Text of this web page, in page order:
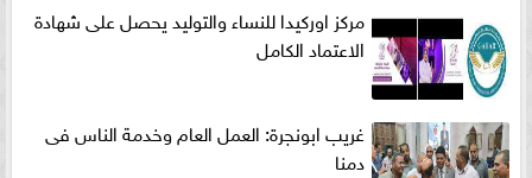
مركز اوركيدا للنساء والتوليد يحصل على شهادة
الاعتماد الكامل
غريب ابونجرة: العمل العام وخدمة الناس فى
دمنا